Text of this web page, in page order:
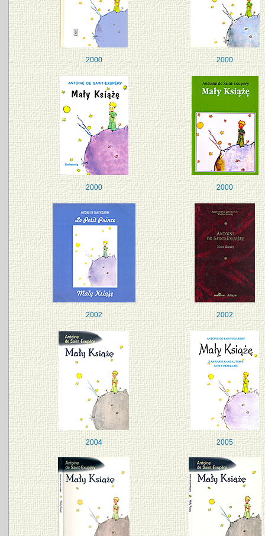
2000 2000
2000 2000
2002 2002
2004 2005